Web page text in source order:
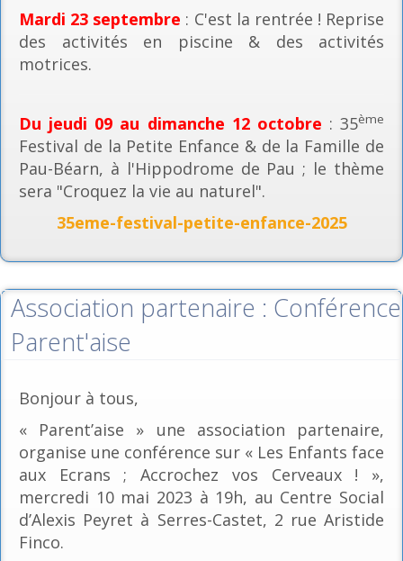
Mardi 23 septembre : C'est la rentrée ! Reprise
des activités en piscine & des activités
motrices.
Du jeudi 09 au dimanche 12 octobre : 35ème
Festival de la Petite Enfance & de la Famille de
Pau-Béarn, à l'Hippodrome de Pau ; le thème
sera "Croquez la vie au naturel".
35eme-festival-petite-enfance-2025
Association partenaire : Conférence
Parent'aise
Bonjour à tous,
« Parent’aise » une association partenaire,
organise une conférence sur « Les Enfants face
aux Ecrans ; Accrochez vos Cerveaux ! »,
mercredi 10 mai 2023 à 19h, au Centre Social
d’Alexis Peyret à Serres-Castet, 2 rue Aristide
Finco.